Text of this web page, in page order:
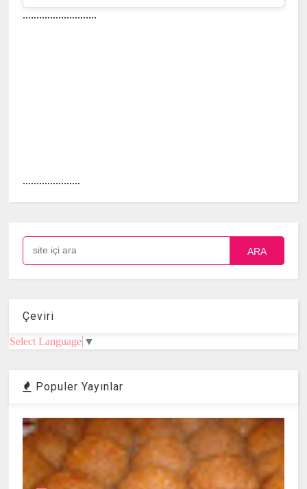
...........................
.....................
ARA
Çeviri
Select Language ▼
Populer Yayınlar